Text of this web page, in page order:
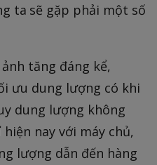
ta sẽ gặp phải một số
tăng đáng kể,
ưu dung lượng có khi
dung lượng không
nay với máy chủ,
lượng dẫn đến hàng